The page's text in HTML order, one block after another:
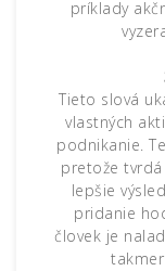
príklady
Tieto slová
vlastných
podnikanie.
pretože
lepšie
pridanie
človek je